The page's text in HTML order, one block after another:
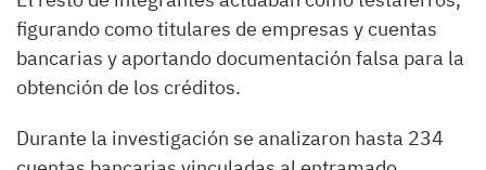
figurando como titulares de empresas y cuentas
bancarias y aportando documentación falsa para la
obtención de los créditos.
Durante la investigación se analizaron hasta 234